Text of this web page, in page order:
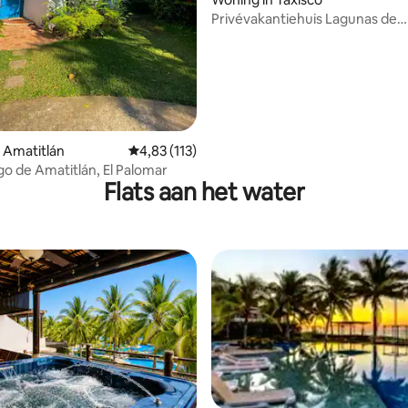
Amatitlán Gemiddelde beoordeling van 4,83 uit 5, 113
4,83 (113)
de Amatitlán, El Palomar
Privévakantiehuis Lagunas de
Flats aan het water